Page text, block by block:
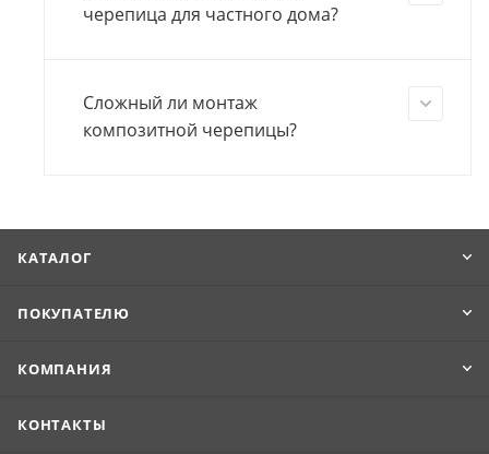
черепица для частного дома?
Сложный ли монтаж
композитной черепицы?
КАТАЛОГ
ПОКУПАТЕЛЮ
КОМПАНИЯ
КОНТАКТЫ